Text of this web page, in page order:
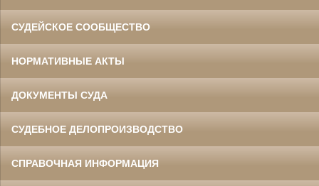
СУДЕЙСКОЕ СООБЩЕСТВО
НОРМАТИВНЫЕ АКТЫ
ДОКУМЕНТЫ СУДА
СУДЕБНОЕ ДЕЛОПРОИЗВОДСТВО
СПРАВОЧНАЯ ИНФОРМАЦИЯ